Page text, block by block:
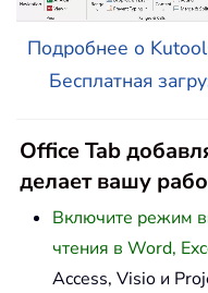
Подробнее о
Бесплатная
Office Tab
делает вашу
Включите режим
чтения в Word,
Access, Visio и